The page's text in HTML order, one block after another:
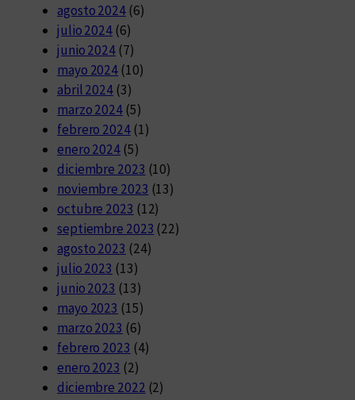
agosto 2024(6)
julio 2024 (6)
junio 2024 (7)
mayo 2024 (10)
abril 2024 (3)
marzo 2024 (5)
febrero 2024(1)
enero 2024 (5)
diciembre 2023 (10)
noviembre 2023 (13)
octubre 2023 (12)
septiembre 2023 (22)
agosto 2023 (24)
julio 2023 (13)
junio 2023 (13)
mayo 2023 (15)
marzo 2023 (6)
febrero 2023 (4)
enero 2023 (2)
diciembre 2022 (2)